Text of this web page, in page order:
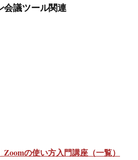
会議ツール関連
Zoomの使い方入門講座（一覧）